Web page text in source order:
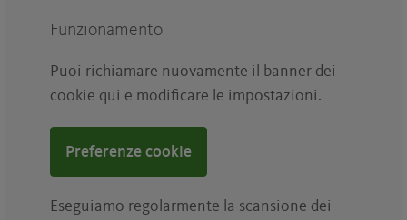
Funzionamento
Puoi richiamare nuovamente il banner dei
cookie qui e modificare le impostazioni.
Preferenze cookie
Eseguiamo regolarmente la scansione dei